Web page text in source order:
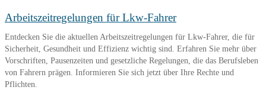
Arbeitszeitregelungen für Lkw-Fahrer
Entdecken Sie die aktuellen Arbeitszeitregelungen für Lkw-Fahrer, die für
Sicherheit, Gesundheit und Effizienz wichtig sind. Erfahren Sie mehr über
Vorschriften, Pausenzeiten und gesetzliche Regelungen, die das Berufsleben
von Fahrern prägen. Informieren Sie sich jetzt über Ihre Rechte und
Pflichten.